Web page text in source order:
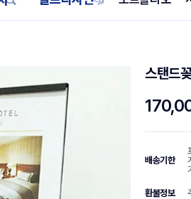
스탠드
배송기한
환불정보